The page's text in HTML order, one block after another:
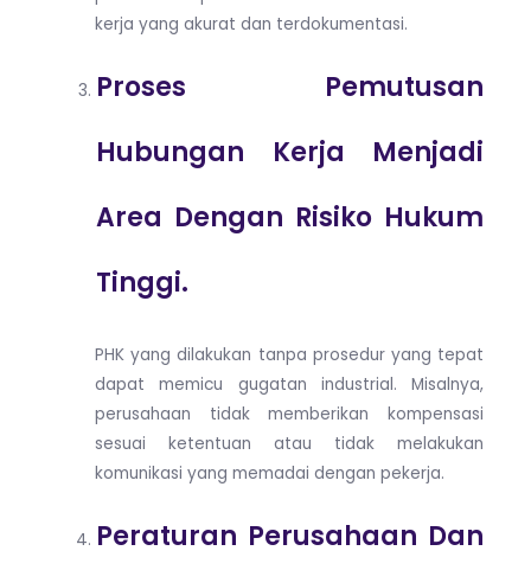
kerja yang akurat dan terdokumentasi.
Proses Pemutusan
Hubungan Kerja Menjadi
Area Dengan Risiko Hukum
Tinggi.
PHK yang dilakukan tanpa prosedur yang tepat
dapat memicu gugatan industrial. Misalnya,
perusahaan tidak memberikan kompensasi
sesuai ketentuan atau tidak melakukan
komunikasi yang memadai dengan pekerja.
Peraturan Perusahaan Dan